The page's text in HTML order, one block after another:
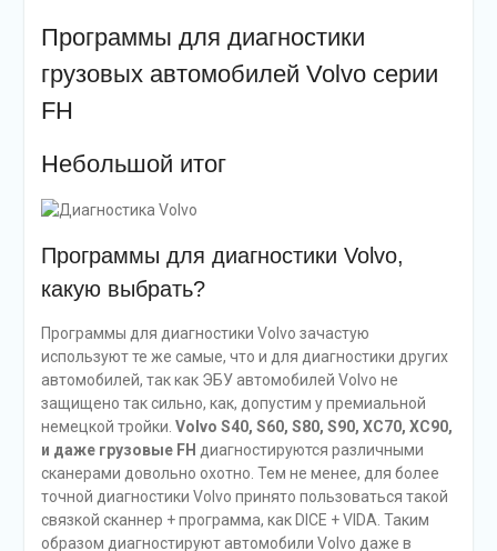
Программы для диагностики
грузовых автомобилей Volvo серии
FH
Небольшой итог
Программы для диагностики Volvo,
какую выбрать?
Программы для диагностики Volvo зачастую
используют те же самые, что и для диагностики других
автомобилей, так как ЭБУ автомобилей Volvo не
защищено так сильно, как, допустим у премиальной
немецкой тройки. Volvo S40, S60, S80, S90, XC70, XC90,
и даже грузовые FH диагностируются различными
сканерами довольно охотно. Тем не менее, для более
точной диагностики Volvo принято пользоваться такой
связкой сканнер + программа, как DICE + VIDA. Таким
образом диагностируют автомобили Volvo даже в